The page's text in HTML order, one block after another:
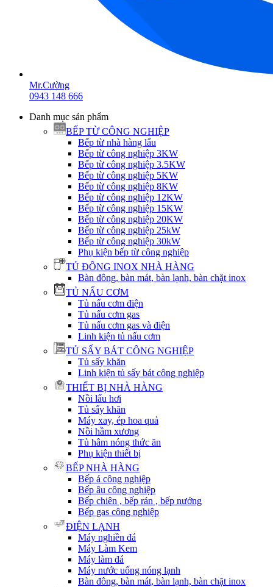
Mr.Cường
0943 148 666
Danh mục sản phẩm
BẾP TỪ CÔNG NGHIỆP
Bếp từ nhà hàng lẩu
Bếp từ công nghiệp 3KW
Bếp từ công nghiệp 3.5KW
Bếp từ công nghiệp 5KW
Bếp từ công nghiệp 8KW
Bếp từ công nghiệp 12KW
Bếp từ công nghiệp 15KW
Bếp từ công nghiệp 20KW
Bếp từ công nghiệp 25kW
Bếp từ công nghiệp 30kW
Phụ kiện bếp từ công nghiệp
TỦ ĐÔNG INOX NHÀ HÀNG
Bàn đông, bàn mát, bàn lạnh, bàn chặt inox
TỦ NẤU CƠM
Tủ nấu cơm điện
Tủ nấu cơm gas
Tủ nấu cơm gas và điện
Linh kiện tủ nấu cơm
TỦ SẤY BÁT CÔNG NGHIỆP
Tủ sấy khăn
Linh kiện tủ sấy bát công nghiệp
THIẾT BỊ NHÀ HÀNG
Nồi lẩu hơi
Tủ sấy khăn
Máy xay, ép hoa quả
Nồi hầm xương
Tủ hâm nóng thức ăn
Phụ kiện thiết bị
BẾP NHÀ HÀNG
Bếp á công nghiệp
Bếp âu công nghiệp
Bếp chiên , bếp rán , bếp nướng
Bếp gas công nghiệp
ĐIỆN LẠNH
Máy nghiền đá
Máy Làm Kem
Máy làm đá
Máy nước uống nóng lạnh
Bàn đông, bàn mát, bàn lạnh, bàn chặt inox